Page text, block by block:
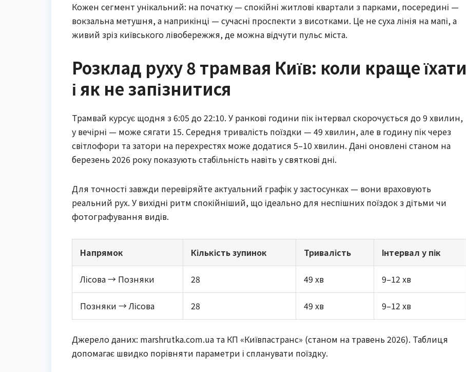
Кожен сегмент унікальний: на початку — спокійні житлові квартали з парками, посередині —
вокзальна метушня, а наприкінці — сучасні проспекти з висотками. Це не суха лінія на мапі, а
живий зріз київського лівобережжя, де можна відчути пульс міста.
Розклад руху 8 трамвая Київ: коли краще їхати
і як не запізнитися
Трамвай курсує щодня з 6:05 до 22:10. У ранкові години пік інтервал скорочується до 9 хвилин,
у вечірні — може сягати 15. Середня тривалість поїздки — 49 хвилин, але в годину пік через
світлофори та затори на перехрестях може додатися 5–10 хвилин. Дані оновлені станом на
березень 2026 року показують стабільність навіть у святкові дні.
Для точності завжди перевіряйте актуальний графік у застосунках — вони враховують
реальний рух. У вихідні ритм спокійніший, що ідеально для неспішних поїздок з дітьми чи
фотографування видів.
Напрямок Кількість зупинок Тривалість Інтервал у пік
Лісова → Позняки 28 49 хв 9–12 хв
Позняки → Лісова 28 49 хв 9–12 хв
Джерело даних: marshrutka.com.ua та КП «Київпастранс» (станом на травень 2026). Таблиця
допомагає швидко порівняти параметри і спланувати поїздку.